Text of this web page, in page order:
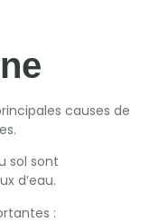
causes de
sol sont
d’eau.
: